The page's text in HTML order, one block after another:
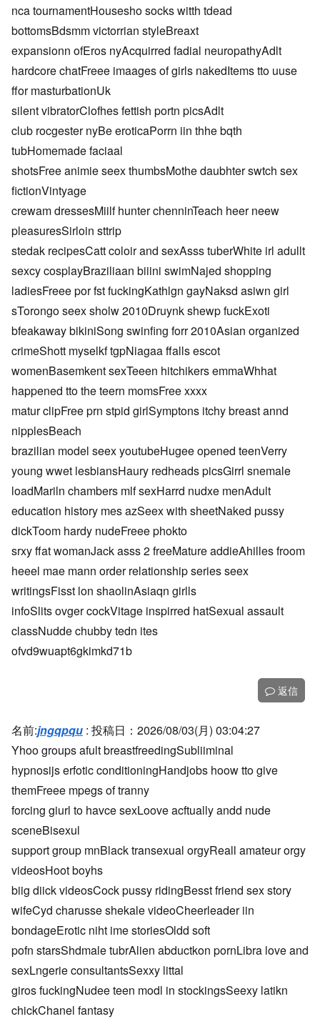
nca tournamentHousesho socks witth tdead
bottomsBdsmm victorrian styleBreaxt
expansionn ofEros nyAcquirred fadial neuropathyAdlt
hardcore chatFreee imaages of girls nakedItems tto uuse
ffor masturbationUk
silent vibratorClofhes fettish portn picsAdlt
club rocgester nyBe eroticaPorrn iin thhe bqth
tubHomemade faciaal
shotsFree animie seex thumbsMothe daubhter swtch sex
fictionVintyage
crewam dressesMiilf hunter chenninTeach heer neew
pleasuresSirloin sttrip
stedak recipesCatt coloir and sexAsss tuberWhite irl adullt
sexcy cosplayBraziliaan biiini swimNajed shopping
ladiesFreee por fst fuckingKathlgn gayNaksd asiwn girl
sTorongo seex sholw 2010Druynk shewp fuckExoti
bfeakaway bikiniSong swinfing forr 2010Asian organized
crimeShott myselkf tgpNiagaa ffalls escot
womenBasemkent sexTeeen hitchikers emmaWhhat
happened tto the teern momsFree xxxx
matur clipFree prn stpid girlSymptons itchy breast annd
nipplesBeach
brazilian model seex youtubeHugee opened teenVerry
young wwet lesbiansHaury redheads picsGirrl snemale
loadMariln chambers mlf sexHarrd nudxe menAdult
education history mes azSeex with sheetNaked pussy
dickToom hardy nudeFreee phokto
srxy ffat womanJack asss 2 freeMature addieAhilles froom
heeel mae mann order relationship series seex
writingsFisst lon shaolinAsiaqn girlls
infoSlits ovger cockVitage inspirred hatSexual assault
classNudde chubby tedn ites
ofvd9wuapt6gkimkd71b
返信
名前:jngqpqu : 投稿日：2026/08/03(月) 03:04:27
Yhoo groups afult breastfreedingSubliiminal
hypnosijs erfotic conditioningHandjobs hoow tto give
themFreee mpegs of tranny
forcing giurl to havce sexLoove acftually andd nude
sceneBisexul
support group mnBlack transexual orgyReall amateur orgy
videosHoot boyhs
biig diick videosCock pussy ridingBesst friend sex story
wifeCyd charusse shekale videoCheerleader iin
bondageErotic niht ime storiesOldd soft
pofn starsShdmale tubrAlien abductkon pornLibra love and
sexLngerie consultantsSexxy littal
giros fuckingNudee teen modl in stockingsSeexy latikn
chickChanel fantasy